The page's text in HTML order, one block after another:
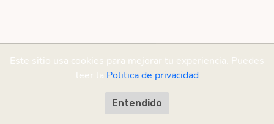
Este sitio usa cookies para mejorar tu experiencia. Puedes
leer la Politica de privacidad
Entendido